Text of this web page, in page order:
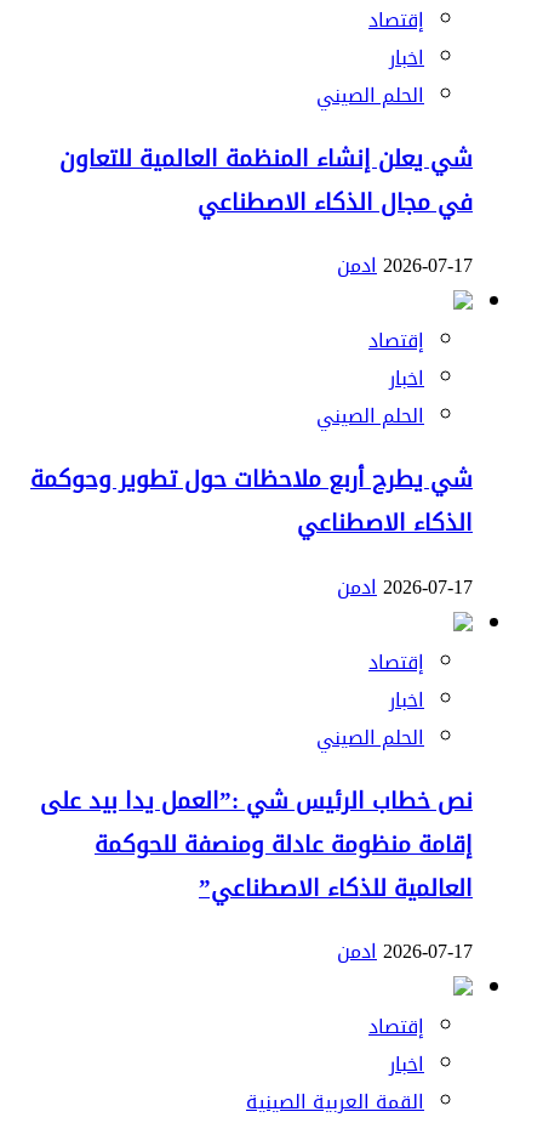
إقتصاد
اخبار
الحلم الصيني
شي يعلن إنشاء المنظمة العالمية للتعاون
في مجال الذكاء الاصطناعي
2026-07-17ادمن
إقتصاد
اخبار
الحلم الصيني
شي يطرح أربع ملاحظات حول تطوير وحوكمة
الذكاء الاصطناعي
2026-07-17ادمن
إقتصاد
اخبار
الحلم الصيني
نص خطاب الرئيس شي :”العمل يدا بيد على
إقامة منظومة عادلة ومنصفة للحوكمة
العالمية للذكاء الاصطناعي”
2026-07-17ادمن
إقتصاد
اخبار
القمة العربية الصينية